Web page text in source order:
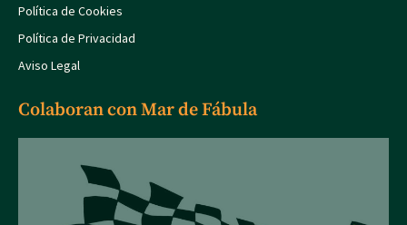
Política de Cookies
Política de Privacidad
Aviso Legal
Colaboran con Mar de Fábula